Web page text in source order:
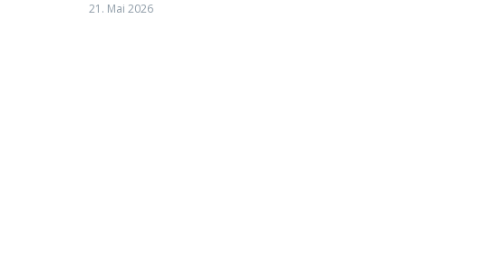
21. Mai 2026